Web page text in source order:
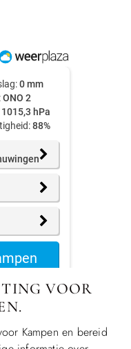
VOOR
Kampen en bereid